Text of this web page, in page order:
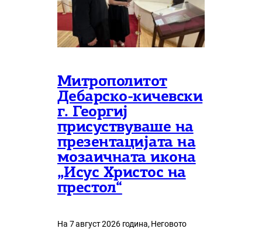
Митрополитот
Дебарско-кичевски
г. Георгиј
присуствуваше на
презентацијата на
мозаичната икона
„Исус Христос на
престол“
На 7 август 2026 година, Неговото